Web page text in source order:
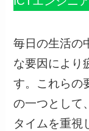
毎日の生活の
な要因により
す。これらの
の一つとして
タイムを重視